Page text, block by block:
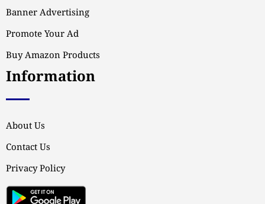
Banner Advertising
Promote Your Ad
Buy Amazon Products
Information
About Us
Contact Us
Privacy Policy